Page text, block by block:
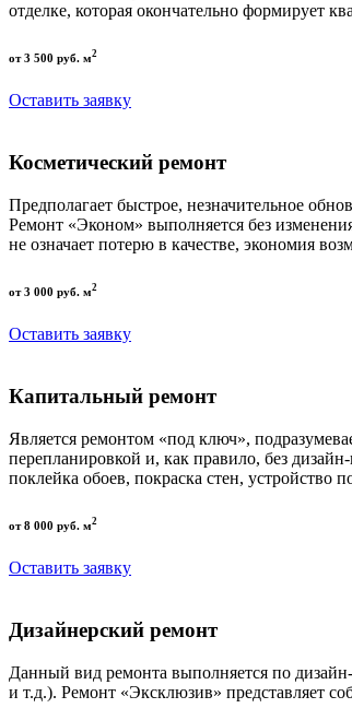
отделке, которая окончательно формирует
от 3 500 руб. м2
Оставить заявку
Косметический ремонт
Предполагает быстрое, незначительное
Ремонт «Эконом» выполняется без
не означает потерю в качестве, экономия
от 3 000 руб. м2
Оставить заявку
Капитальный ремонт
Является ремонтом «под ключ»,
перепланировкой и, как правило, без
поклейка обоев, покраска стен, устройство
от 8 000 руб. м2
Оставить заявку
Дизайнерский ремонт
Данный вид ремонта выполняется по
и т.д.). Ремонт «Эксклюзив» представляет